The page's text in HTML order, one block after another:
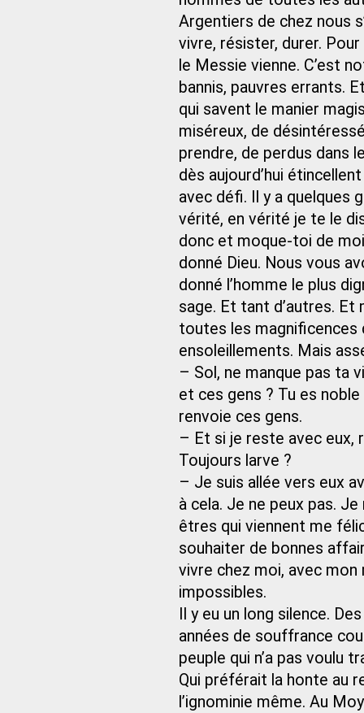
Argentiers de chez nous
vivre, résister, durer.
le Messie vienne. C’est
bannis, pauvres errants.
qui savent le manier
miséreux, de
prendre, de perdus dans
dès aujourd’hui
avec défi. Il y a quelques
vérité, en vérité je te le
donc et moque-toi de
donné Dieu. Nous vous
donné l’homme le plus
sage. Et tant d’autres.
toutes les magnificences
ensoleillements. Mais
– Sol, ne manque pas ta
et ces gens ? Tu es
renvoie ces gens.
– Et si je reste avec eux,
Toujours larve ?
– Je suis allée vers eux
à cela. Je ne peux pas.
êtres qui viennent me
souhaiter de bonnes
vivre chez moi, avec
impossibles.
Il y eu un long silence.
années de souffrance
peuple qui n’a pas voulu
Qui préférait la honte au
l’ignominie même. Au